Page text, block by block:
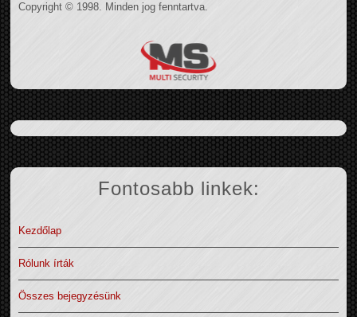
Copyright © 1998. Minden jog fenntartva.
Fontosabb linkek:
Kezdőlap
Rólunk írták
Összes bejegyzésünk